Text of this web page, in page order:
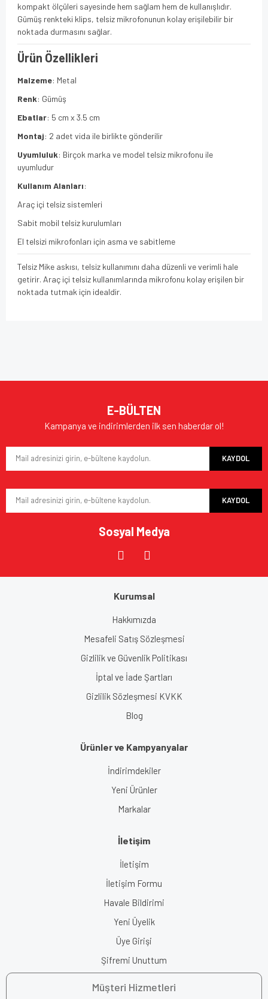
kompakt ölçüleri sayesinde hem sağlam hem de kullanışlıdır.
Gümüş renkteki klips, telsiz mikrofonunun kolay erişilebilir bir
noktada durmasını sağlar.
Ürün Özellikleri
Malzeme: Metal
Renk: Gümüş
Ebatlar: 5 cm x 3.5 cm
Montaj: 2 adet vida ile birlikte gönderilir
Uyumluluk: Birçok marka ve model telsiz mikrofonu ile
uyumludur
Kullanım Alanları:
Araç içi telsiz sistemleri
Sabit mobil telsiz kurulumları
El telsizi mikrofonları için asma ve sabitleme
Telsiz Mike askısı, telsiz kullanımını daha düzenli ve verimli hale
getirir. Araç içi telsiz kullanımlarında mikrofonu kolay erişilen bir
noktada tutmak için idealdir.
Ürün resmi kalitesiz, bozuk veya görüntülenemiyor.
Ürün açıklamasında eksik bilgiler bulunuyor.
Ürün fiyatı diğer sitelerden daha pahalı.
Gönder
E-BÜLTEN
Kampanya ve indirimlerden ilk sen haberdar ol!
KAYDOL
KAYDOL
Sosyal Medya
Kurumsal
Hakkımızda
Mesafeli Satış Sözleşmesi
Gizlilik ve Güvenlik Politikası
İptal ve İade Şartları
Gizlilik Sözleşmesi KVKK
Blog
Ürünler ve Kampyanyalar
İndirimdekiler
Yeni Ürünler
Markalar
İletişim
İletişim
İletişim Formu
Havale Bildirimi
Yeni Üyelik
Üye Girişi
Şifremi Unuttum
Müşteri Hizmetleri